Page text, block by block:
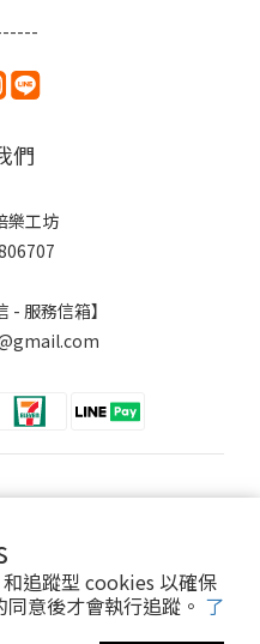
追蹤型 cookies 以確保
意後才會執行追蹤。 了
們
樂工坊
- 服務信箱】